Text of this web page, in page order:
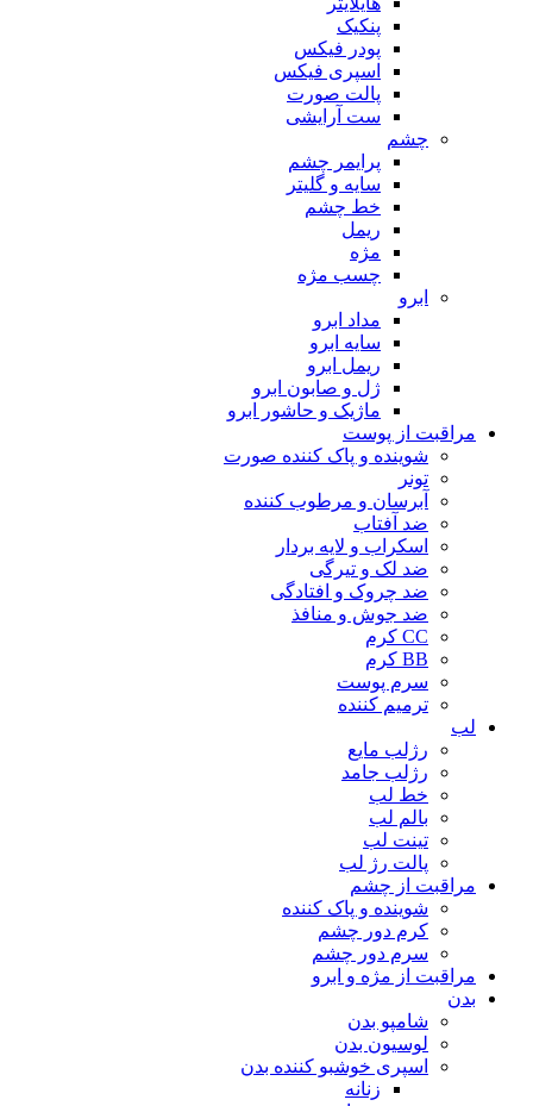
پنکیک
پودر فیکس
اسپری فیکس
پالت صورت
ست آرایشی
چشم
پرایمر چشم
سایه و گلیتر
خط چشم
ریمل
مژه
چسب مژه
ابرو
مداد ابرو
سایه ابرو
ریمل ابرو
ژل و صابون ابرو
ماژیک و حاشور ابرو
مراقبت از پوست
شوینده و پاک کننده صورت
تونر
آبرسان و مرطوب کننده
ضد آفتاب
اسکراب و لایه بردار
ضد لک و تیرگی
ضد چروک و افتادگی
ضد جوش و منافذ
CC کرم
BB کرم
سرم پوست
ترمیم کننده
لب
رژلب مایع
رژلب جامد
خط لب
بالم لب
تینت لب
پالت رژ لب
مراقبت از چشم
شوینده و پاک کننده
کرم دور چشم
سرم دور چشم
مراقبت از مژه و ابرو
بدن
شامپو بدن
لوسیون بدن
اسپری خوشبو کننده بدن
زنانه